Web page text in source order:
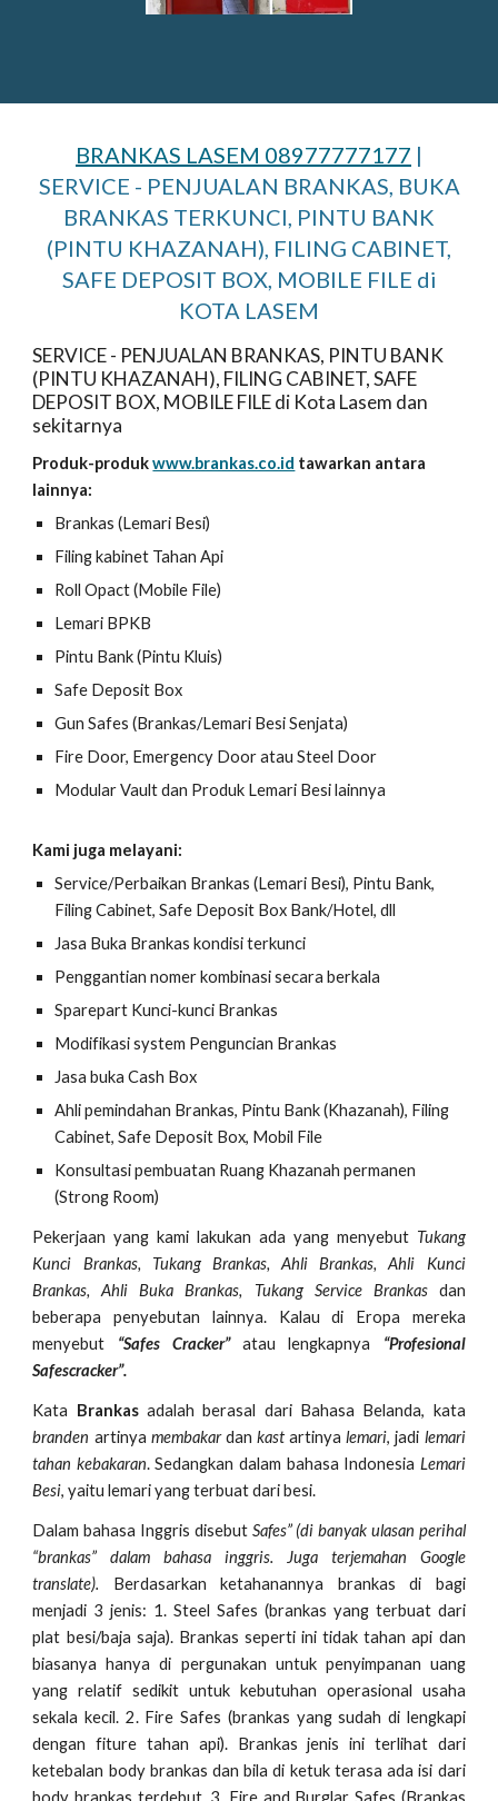
BRANKAS LASEM 08977777177 |
SERVICE - PENJUALAN BRANKAS, BUKA
BRANKAS TERKUNCI, PINTU BANK
(PINTU KHAZANAH), FILING CABINET,
SAFE DEPOSIT BOX, MOBILE FILE di
KOTA LASEM
SERVICE - PENJUALAN BRANKAS, PINTU BANK
(PINTU KHAZANAH), FILING CABINET, SAFE
DEPOSIT BOX, MOBILE FILE di Kota Lasem dan
sekitarnya
Produk-produkwww.brankas.co.id tawarkan antara
lainnya:
Brankas (Lemari Besi)
Filing kabinet Tahan Api
Roll Opact (Mobile File)
Lemari BPKB
Pintu Bank (Pintu Kluis)
Safe Deposit Box
Gun Safes (Brankas/Lemari Besi Senjata)
Fire Door, Emergency Door atau Steel Door
Modular Vault dan Produk Lemari Besi lainnya
Kami juga melayani:
Service/Perbaikan Brankas (Lemari Besi), Pintu Bank,
Filing Cabinet, Safe Deposit Box Bank/Hotel, dll
Jasa Buka Brankas kondisi terkunci
Penggantian nomer kombinasi secara berkala
Sparepart Kunci-kunci Brankas
Modifikasi system Penguncian Brankas
Jasa buka Cash Box
Ahli pemindahan Brankas, Pintu Bank (Khazanah), Filing
Cabinet, Safe Deposit Box, Mobil File
Konsultasi pembuatan Ruang Khazanah permanen
(Strong Room)
Pekerjaan yang kami lakukan ada yang menyebut Tukang
Kunci Brankas, Tukang Brankas, Ahli Brankas, Ahli Kunci
Brankas, Ahli Buka Brankas, Tukang Service Brankasdan
beberapa penyebutan lainnya. Kalau di Eropa mereka
menyebut “Safes Cracker”atau lengkapnya “Profesional
Safescracker”.
Kata Brankasadalah berasal dari Bahasa Belanda, kata
branden artinya membakardankast artinyalemari, jadi lemari
tahan kebakaran. Sedangkan dalam bahasa Indonesia Lemari
Besi, yaitu lemari yang terbuat dari besi.
Dalam bahasa Inggris disebut Safes” (di banyak ulasan perihal
“brankas” dalam bahasa inggris. Juga terjemahan Google
translate). Berdasarkan ketahanannya brankas di bagi
menjadi 3 jenis: 1. Steel Safes (brankas yang terbuat dari
plat besi/baja saja). Brankas seperti ini tidak tahan api dan
biasanya hanya di pergunakan untuk penyimpanan uang
yang relatif sedikit untuk kebutuhan operasional usaha
sekala kecil. 2. Fire Safes (brankas yang sudah di lengkapi
dengan fiture tahan api). Brankas jenis ini terlihat dari
ketebalan body brankas dan bila di ketuk terasa ada isi dari
body brankas terdebut. 3. Fire and Burglar Safes (Brankas